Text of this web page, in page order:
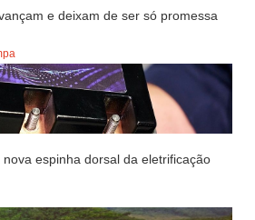
e deixam de ser só promessa
espinha dorsal da eletrificação